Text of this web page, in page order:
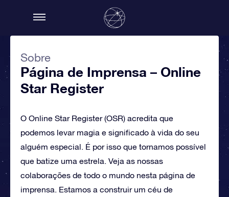
Sobre
Página de Imprensa – Online
Star Register
O Online Star Register (OSR) acredita que
podemos levar magia e significado à vida do seu
alguém especial. É por isso que tornamos possível
que batize uma estrela. Veja as nossas
colaborações de todo o mundo nesta página de
imprensa. Estamos a construir um céu de